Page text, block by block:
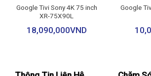
cm – Dày 8.2 cm
Khối lượng không chân: 9.7 Kg
Hãng Sản Xuất: Coocaa
Google Tivi Sony 4K 75 inch
XR-75X90L
18,090,000VND
Google